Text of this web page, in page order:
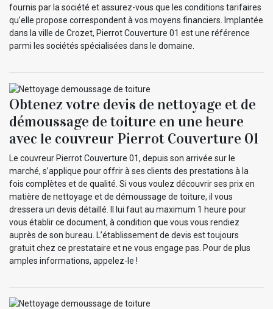
fournis par la société et assurez-vous que les conditions tarifaires
qu’elle propose correspondent à vos moyens financiers. Implantée
dans la ville de Crozet, Pierrot Couverture 01 est une référence
parmi les sociétés spécialisées dans le domaine.
Obtenez votre devis de nettoyage et de
démoussage de toiture en une heure
avec le couvreur Pierrot Couverture 01
Le couvreur Pierrot Couverture 01, depuis son arrivée sur le
marché, s’applique pour offrir à ses clients des prestations à la
fois complètes et de qualité. Si vous voulez découvrir ses prix en
matière de nettoyage et de démoussage de toiture, il vous
dressera un devis détaillé. Il lui faut au maximum 1 heure pour
vous établir ce document, à condition que vous vous rendiez
auprès de son bureau. L’établissement de devis est toujours
gratuit chez ce prestataire et ne vous engage pas. Pour de plus
amples informations, appelez-le !